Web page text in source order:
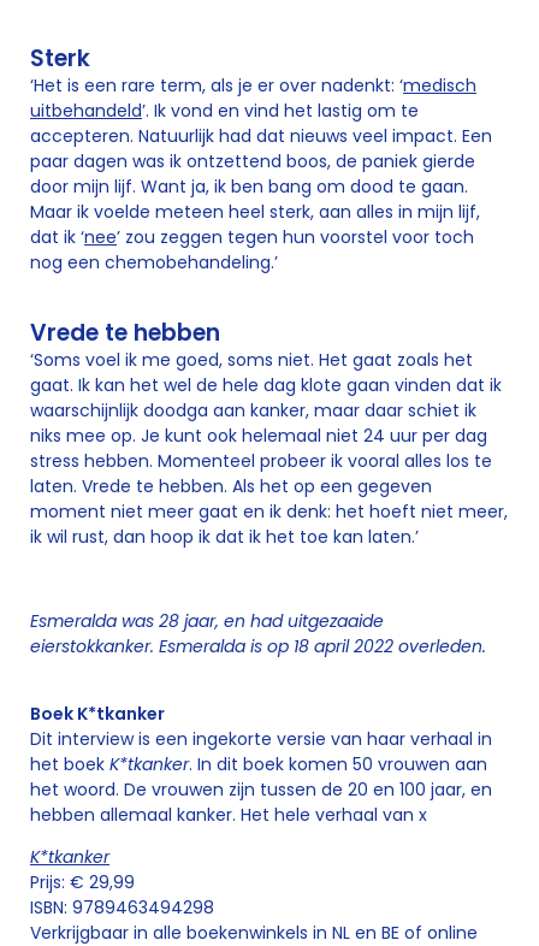
Sterk
‘Het is een rare term, als je er over nadenkt: ‘medisch
uitbehandeld’. Ik vond en vind het lastig om te
accepteren. Natuurlijk had dat nieuws veel impact. Een
paar dagen was ik ontzettend boos, de paniek gierde
door mijn lijf. Want ja, ik ben bang om dood te gaan.
Maar ik voelde meteen heel sterk, aan alles in mijn lijf,
dat ik ‘nee’ zou zeggen tegen hun voorstel voor toch
nog een chemobehandeling.’
Vrede te hebben
‘Soms voel ik me goed, soms niet. Het gaat zoals het
gaat. Ik kan het wel de hele dag klote gaan vinden dat ik
waarschijnlijk doodga aan kanker, maar daar schiet ik
niks mee op. Je kunt ook helemaal niet 24 uur per dag
stress hebben. Momenteel probeer ik vooral alles los te
laten. Vrede te hebben. Als het op een gegeven
moment niet meer gaat en ik denk: het hoeft niet meer,
ik wil rust, dan hoop ik dat ik het toe kan laten.’
Esmeralda was 28 jaar, en had uitgezaaide
eierstokkanker. Esmeralda is op 18 april 2022 overleden.
Boek K*tkanker
Dit interview is een ingekorte versie van haar verhaal in
het boek K*tkanker. In dit boek komen 50 vrouwen aan
het woord. De vrouwen zijn tussen de 20 en 100 jaar, en
hebben allemaal kanker. Het hele verhaal van x
K*tkanker
Prijs: € 29,99
ISBN: 9789463494298
Verkrijgbaar in alle boekenwinkels in NL en BE of online